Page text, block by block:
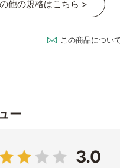
他の規格はこちら >
この商品につい
ー
3.0